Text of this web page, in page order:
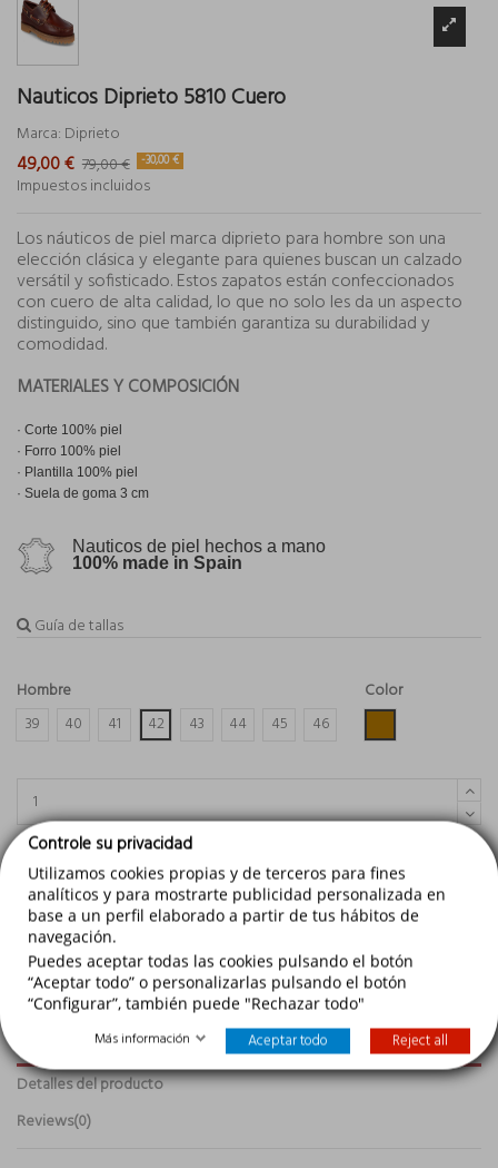
Nauticos Diprieto 5810 Cuero
Marca: Diprieto
49,00 € 79,00 € -30,00 €
Impuestos incluidos
Los náuticos de piel marca diprieto para hombre son una
elección clásica y elegante para quienes buscan un calzado
versátil y sofisticado. Estos zapatos están confeccionados
con cuero de alta calidad, lo que no solo les da un aspecto
distinguido, sino que también garantiza su durabilidad y
comodidad.
MATERIALES Y COMPOSICIÓN
· Corte 100% piel
· Forro 100% piel
· Plantilla 100% piel
· Suela de goma 3 cm
Nauticos de piel hechos a mano
100% made in Spain
Guía de tallas
Hombre
39
40 41 42 43 44 45 46
Color
COMPRAR
Descripción
Detalles del producto
Reviews(0)
Controle su privacidad
Utilizamos cookies propias y de terceros para fines
analíticos y para mostrarte publicidad personalizada en
base a un perfil elaborado a partir de tus hábitos de
navegación.
Puedes aceptar todas las cookies pulsando el botón
“Aceptar todo” o personalizarlas pulsando el botón
“Configurar”, también puede "Rechazar todo"
Más información Aceptar todo Reject all